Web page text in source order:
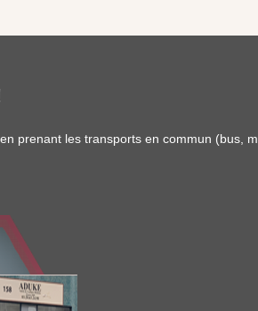
prenant les transports en commun (bus